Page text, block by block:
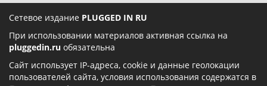
Сетевое издание PLUGGED IN RU
При использовании материалов активная ссылка на
pluggedin.ru обязательна
Сайт использует IP-адреса, cookie и данные геолокации
пользователей сайта, условия использования содержатся в